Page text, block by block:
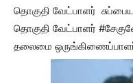
தொகுதி வேட்பாளர்
தொகுதி வேட்பாளர்
தலைமை